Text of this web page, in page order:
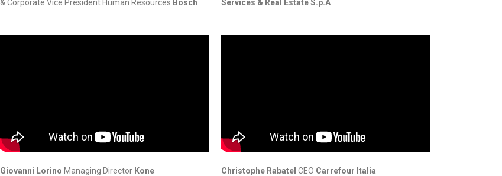
& Corporate Vice President Human Resources Bosch
Services & Real Estate S.p.A
Giovanni Lorino Managing Director Kone Christophe Rabatel CEO Carrefour Italia